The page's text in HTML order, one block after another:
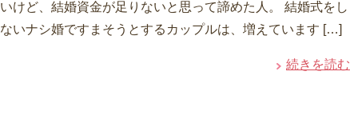
いけど、結婚資金が足りないと思って諦めた人。 結婚式をし
ないナシ婚ですまそうとするカップルは、増えています […]
続きを読む